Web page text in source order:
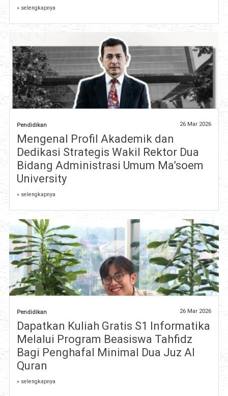
» selengkapnya
Pendidikan 26 Mar 2026
Mengenal Profil Akademik dan
Dedikasi Strategis Wakil Rektor Dua
Bidang Administrasi Umum Ma’soem
University
» selengkapnya
Pendidikan 26 Mar 2026
Dapatkan Kuliah Gratis S1 Informatika
Melalui Program Beasiswa Tahfidz
Bagi Penghafal Minimal Dua Juz Al
Quran
» selengkapnya